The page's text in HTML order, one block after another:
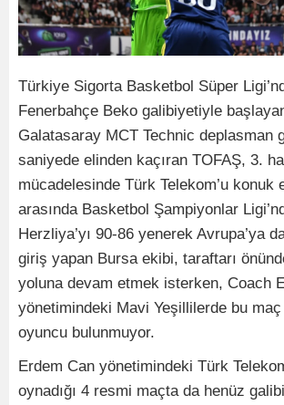
Türkiye Sigorta Basketbol Süper
Fenerbahçe Beko galibiyetiyle
Galatasaray MCT Technic deplasman
saniyede elinden kaçıran TOFAŞ, 3.
mücadelesinde Türk Telekom’u konuk
arasında Basketbol Şampiyonlar
Herzliya’yı 90-86 yenerek Avrupa’ya
giriş yapan Bursa ekibi, taraftarı
yoluna devam etmek isterken, Coach
yönetimindeki Mavi Yeşillilerde bu
oyuncu bulunmuyor.
Erdem Can yönetimindeki Türk
oynadığı 4 resmi maçta da henüz